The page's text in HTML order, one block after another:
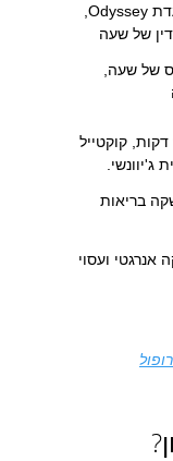
במים של חצי שעה, ארוחת צהריים במסעדת Odyssey,
של שעה
של שעה,
חבילת יופי שכוללת טיפול פנים באורך 90 דקות, קוקטייל
בריאות
ועסוי